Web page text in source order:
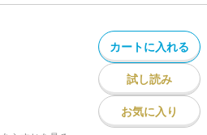
カートに入れる
試し読み
お気に入り